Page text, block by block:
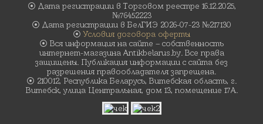
⦿ Дата регистрации в Торговом реестре 16.12.2025,
№76452223
⦿ Дата регистрации в БелГИЭ 2026-07-23 №217130
⦿Условия договора оферты
⦿ Вся информация на сайте – собственность
интернет-магазина Antikbelarus.by. Все права
защищены. Публикация информации с сайта без
разрешения правообладателя запрещена.
⦿ 210012, Республика Беларусь, Витебская область, г.
Витебск, улица Центральная, дом 13, помещение 17А.